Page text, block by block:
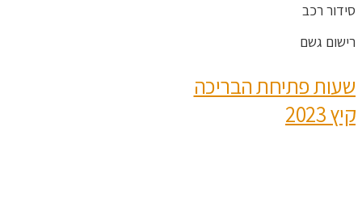
סידור רכב
רישום גשם
שעות פתיחת הבריכה
קיץ 2023